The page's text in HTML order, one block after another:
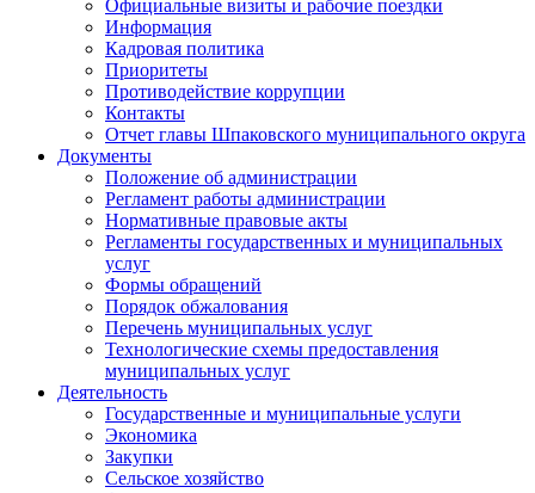
Официальные визиты и рабочие поездки
Информация
Кадровая политика
Приоритеты
Противодействие коррупции
Контакты
Отчет главы Шпаковского муниципального округа
Документы
Положение об администрации
Регламент работы администрации
Нормативные правовые акты
Регламенты государственных и муниципальных
услуг
Формы обращений
Порядок обжалования
Перечень муниципальных услуг
Технологические схемы предоставления
муниципальных услуг
Деятельность
Государственные и муниципальные услуги
Экономика
Закупки
Сельское хозяйство